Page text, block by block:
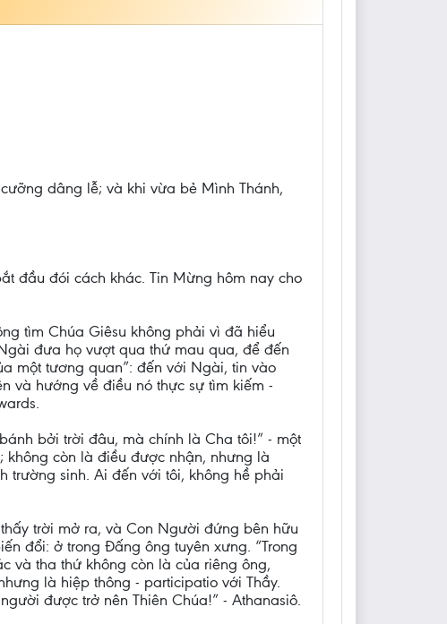
dâng lễ; và khi vừa bẻ Mình Thánh,
đầu đói cách khác. Tin Mừng hôm nay cho
tìm Chúa Giêsu không phải vì đã hiểu
đưa họ vượt qua thứ mau qua, để đến
một tương quan”: đến với Ngài, tin vào
và hướng về điều nó thực sự tìm kiếm -
bởi trời đâu, mà chính là Cha tôi!” - một
còn là điều được nhận, nhưng là
trường sinh. Ai đến với tôi, không hề phải
trời mở ra, và Con Người đứng bên hữu
đổi: ở trong Đấng ông tuyên xưng. “Trong
và tha thứ không còn là của riêng ông,
là hiệp thông - participatio với Thầy.
được trở nên Thiên Chúa!” - Athanasiô.